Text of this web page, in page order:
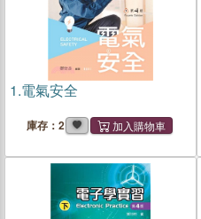
1.電氣安全
庫存：2